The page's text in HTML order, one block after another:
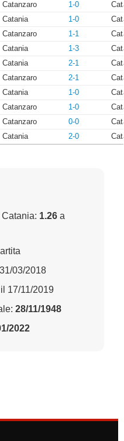
Catanzaro 1-0
Catania 1-0
Catanzaro 1-1
Catania 1-3
Catania 2-1
Catanzaro 2-1
Catania 1-0
Catanzaro 1-0
Catanzaro 0-0
Catania 2-0
1.26 a
03/2018
il 17/11/2019
28/11/1948
2022